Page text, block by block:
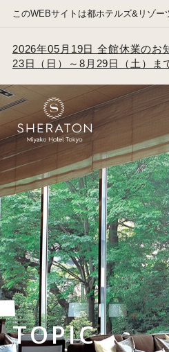
TOPIC
このWEBサイトは都ホテルズ&リゾー
2026年05月19日 全館休業のお
23日（日）～8月29日（土）